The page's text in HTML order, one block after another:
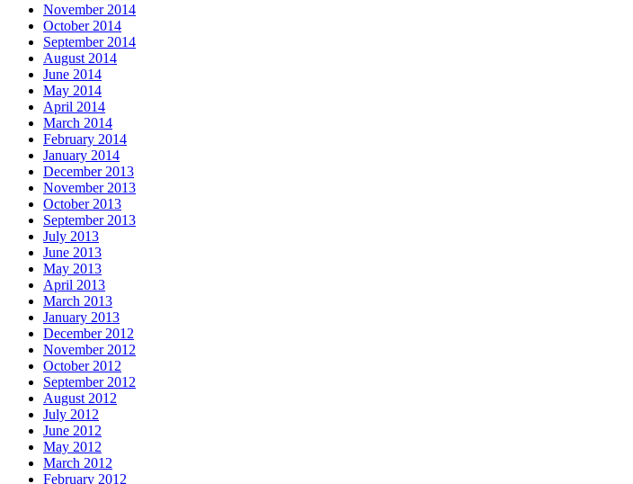
November 2014
October 2014
September 2014
August 2014
June 2014
May 2014
April 2014
March 2014
February 2014
January 2014
December 2013
November 2013
October 2013
September 2013
July 2013
June 2013
May 2013
April 2013
March 2013
January 2013
December 2012
November 2012
October 2012
September 2012
August 2012
July 2012
June 2012
May 2012
March 2012
February 2012